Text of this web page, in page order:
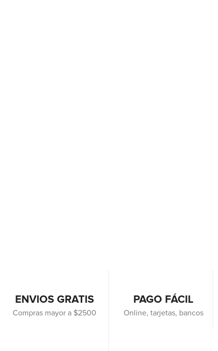
ENVIOS GRATIS
Compras mayor a $2500
PAGO FÁCIL
Online, tarjetas, bancos